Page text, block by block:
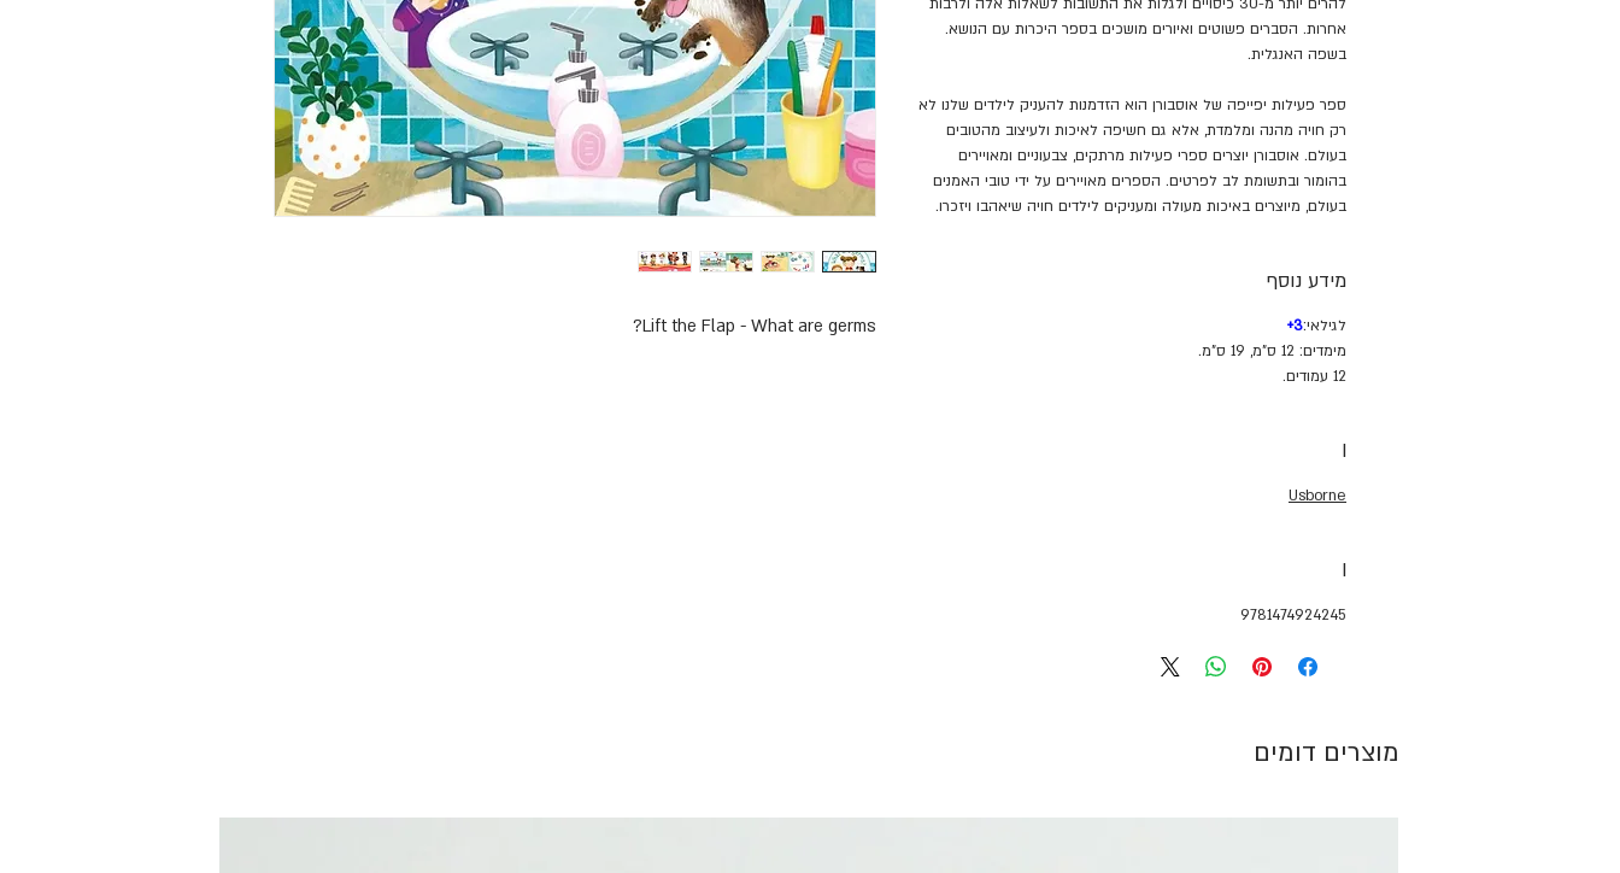
Lift the Flap - What are germs?
להרים יותר מ-30 כיסויים ולגלות את התשובות לשאלות אלה ולרבות
אחרות. הסברים פשוטים ואיורים מושכים בספר היכרות עם הנושא.
בשפה האנגלית.
ספר פעילות יפייפה של אוסבורן הוא הזדמנות להעניק לילדים שלנו לא
רק חויה מהנה ומלמדת, אלא גם חשיפה לאיכות ולעיצוב מהטובים
בעולם. אוסבורן יוצרים ספרי פעילות מרתקים, צבעוניים ומאויירים
בהומור ובתשומת לב לפרטים. הספרים מאויירים על ידי טובי האמנים
בעולם, מיוצרים באיכות מעולה ומעניקים לילדים חויה שיאהבו ויזכרו.
מידע נוסף
לגילאי:3+
מימדים: 12 ס"מ, 19 ס"מ.
12 עמודים.
I
Usborne
I
9781474924245
מוצרים דומים